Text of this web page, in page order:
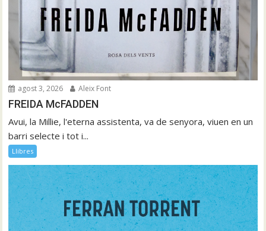
agost 3, 2026 Aleix Font
FREIDA McFADDEN
Avui, la Millie, l'eterna assistenta, va de senyora, viuen en un
barri selecte i tot i...
Llibres